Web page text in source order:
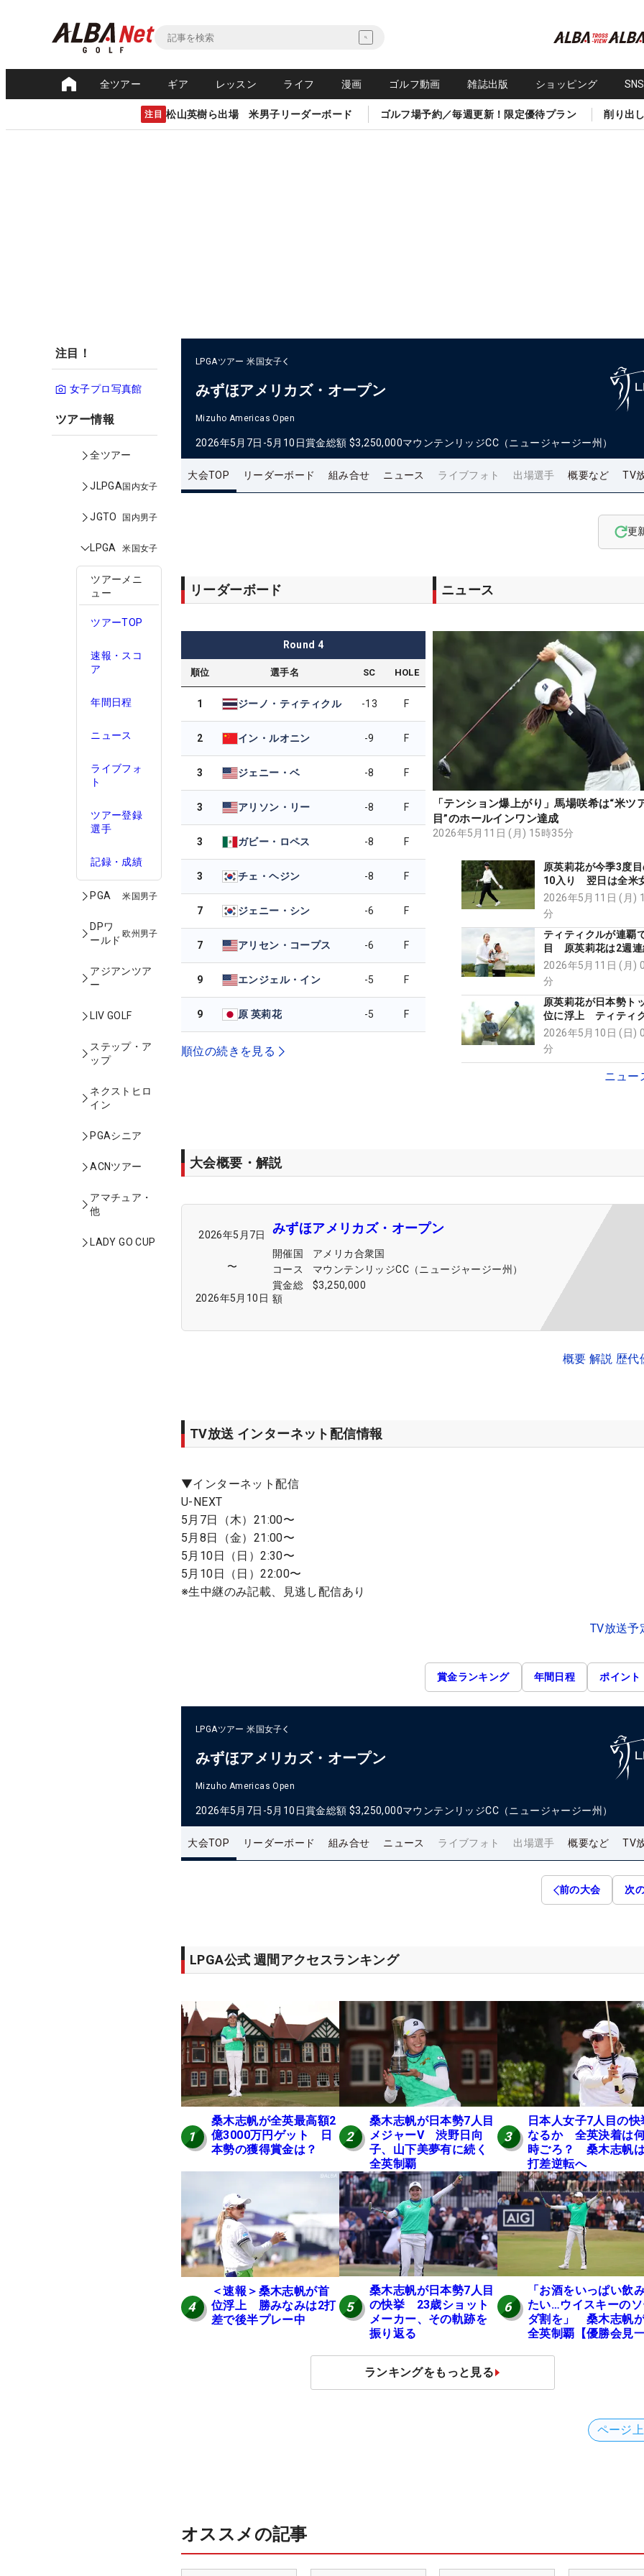
全ツアー ギア レッスン ライフ 漫画 ゴルフ動画 雑誌出版 ショッピング
注目 松山英樹ら出場 米男子リーダーボード ゴルフ場予約／毎週更新！限定優待プラン 削り出
注目！
女子プロ写真館
ツアー情報
全ツアー
JLPGA国内女子
JGTO 国内男子
LPGA 米国女子
ツアーメニ
ュー
ツアーTOP
速報・スコ
ア
年間日程
ニュース
ライブフォ
ト
ツアー登録
選手
記録・成績
PGA 米国男子
DPワ
ールド
欧州男子
アジアンツア
ー
LIV GOLF
ステップ・ア
ップ
ネクストヒロ
イン
PGAシニア
ACNツアー
アマチュア・
他
LADY GO CUP
LPGAツアー 米国女子
みずほアメリカズ・オープン
Mizuho Americas Open
2026年5月7日-5月10日賞金総額 $3,250,000マウンテンリッジCC（ニュージャージー州）
大会TOP リーダーボード 組み合せ ニュース ライブフォト 出場選手 概要など TV
更
リーダーボード
Round 4
順位 選手名 SC HOLE
1 ジーノ・ティティクル -13 F
2 イン・ルオニン -9 F
3 ジェニー・ベ -8 F
3 アリソン・リー -8 F
3 ガビー・ロペス -8 F
3 チェ・ヘジン -8 F
7 ジェニー・シン -6 F
7 アリセン・コープス -6 F
9 エンジェル・イン -5 F
9 原 英莉花 -5 F
順位の続きを見る
ニュース
「テンション爆上がり」馬場咲希は“米ツ
目”のホールインワン達成
2026年5月11日 (月) 15時35分
原英莉花が今季3度
10入り 翌日は全米
選会へ「いってきま
2026年5月11日 (月)
分
ティティクルが連覇
目 原英莉花は2週連
馬場咲希がホールイ
成
2026年5月11日 (月)
分
原英莉花が日本勢ト
位に浮上 ティティ
独首位で最終日へ
2026年5月10日 (日)
分
ニュー
大会概要・解説
2026年5月7日
〜
2026年5月10日
みずほアメリカズ・オープン
開催国
アメリカ合衆国
コース
マウンテンリッジCC（ニュージャージー州）
賞金総
額
$3,250,000
概要 解説 歴代
TV放送 インターネット配信情報
▼インターネット配信
U-NEXT
5月7日（木）21:00〜
5月8日（金）21:00〜
5月10日（日）2:30〜
5月10日（日）22:00〜
※生中継のみ記載、見逃し配信あり
TV放送予
賞金ランキング 年間日程 ポイント
LPGAツアー 米国女子
みずほアメリカズ・オープン
Mizuho Americas Open
2026年5月7日-5月10日賞金総額 $3,250,000マウンテンリッジCC（ニュージャージー州）
大会TOP リーダーボード 組み合せ ニュース ライブフォト 出場選手 概要など TV
前の大会 次
LPGA公式 週間アクセスランキング
1
桑木志帆が全英最高額2
億3000万円ゲット 日
本勢の獲得賞金は？
2
桑木志帆が日本勢7人目
メジャーV 渋野日向
子、山下美夢有に続く
全英制覇
3
日本人女子7人目の快
なるか 全英決着は
時ごろ？ 桑木志帆
打差逆転へ
4
＜速報＞桑木志帆が首
位浮上 勝みなみは2打
差で後半プレー中
5
桑木志帆が日本勢7人目
の快挙 23歳ショット
メーカー、その軌跡を
振り返る
6
「お酒をいっぱい飲
たい…ウイスキーの
ダ割を」 桑木志帆
全英制覇【優勝会見
ランキングをもっと見る
ページ
オススメの記事